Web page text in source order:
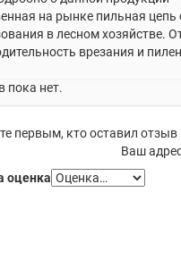
на рынке пильная
в лесном хозяйстве.
врезания и
пока нет.
первым, кто оставил отзыв
Ваш
оценка